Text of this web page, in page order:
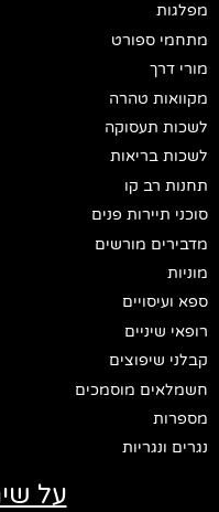
מפלגות
מתחמי ספורט
מורי דרך
מקוואות טהרה
לשכות תעסוקה
לשכות בריאות
תחנות רב קו
סוכני תיירות פנים
מדבירים מורשים
מוניות
ספא ועיסויים
רופאי שיניים
קבלני שיפוצים
חשמלאים מוסמכים
מספרות
נגרים ונגריות
על